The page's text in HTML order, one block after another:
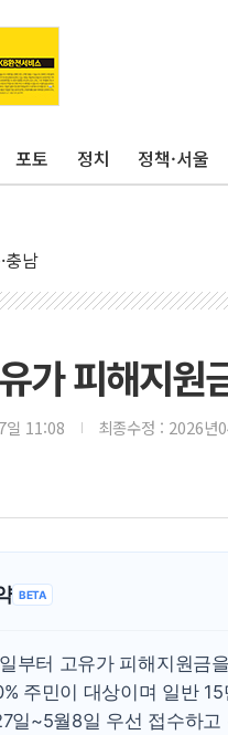
포토 정치 정책·서울
충남
가 피해지
일 11:08 최종수정 : 2026년
BETA
부터 고유가 피해지원금
주민이 대상이며 일반
일~5월8일 우선 접수하고